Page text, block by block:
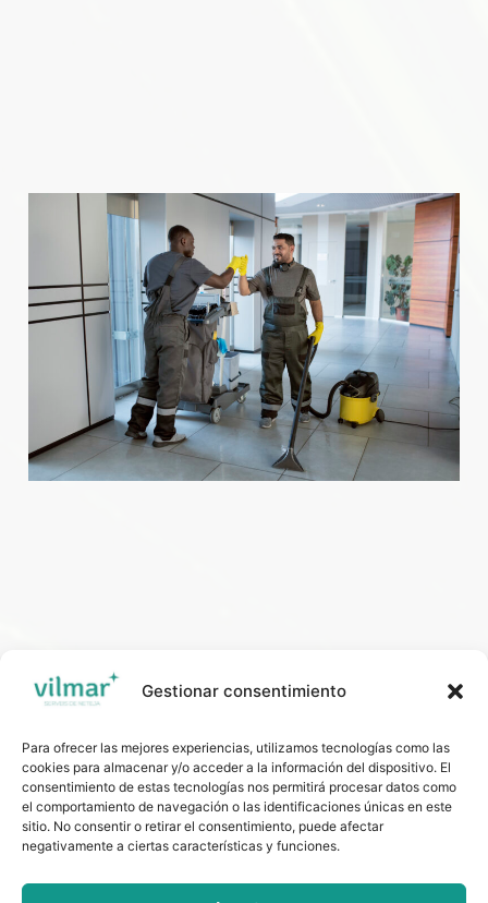
Gestionar consentimiento
Para ofrecer las mejores experiencias, utilizamos tecnologías como las
cookies para almacenar y/o acceder a la información del dispositivo. El
consentimiento de estas tecnologías nos permitirá procesar datos como
el comportamiento de navegación o las identificaciones únicas en este
sitio. No consentir o retirar el consentimiento, puede afectar
negativamente a ciertas características y funciones.